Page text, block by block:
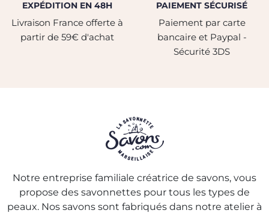
EXPÉDITION EN 48H
Livraison France offerte à
partir de 59€ d'achat
PAIEMENT SÉCURISÉ
Paiement par carte
bancaire et Paypal -
Sécurité 3DS
Notre entreprise familiale créatrice de savons, vous
propose des savonnettes pour tous les types de
peaux. Nos savons sont fabriqués dans notre atelier à